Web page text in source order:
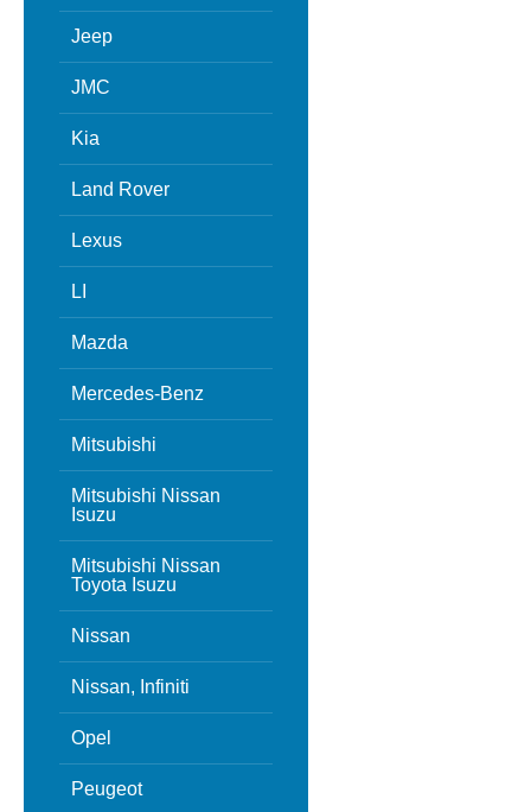
Jeep
JMC
Kia
Land Rover
Lexus
LI
Mazda
Mercedes-Benz
Mitsubishi
Mitsubishi Nissan
Isuzu
Mitsubishi Nissan
Toyota Isuzu
Nissan
Nissan, Infiniti
Opel
Peugeot